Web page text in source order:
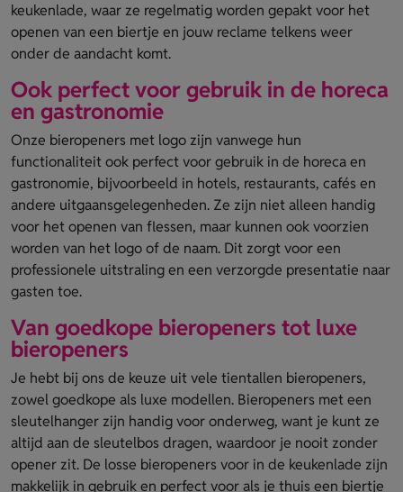
keukenlade, waar ze regelmatig worden gepakt voor het
openen van een biertje en jouw reclame telkens weer
onder de aandacht komt.
Ook perfect voor gebruik in de horeca
en gastronomie
Onze bieropeners met logo zijn vanwege hun
functionaliteit ook perfect voor gebruik in de horeca en
gastronomie, bijvoorbeeld in hotels, restaurants, cafés en
andere uitgaansgelegenheden. Ze zijn niet alleen handig
voor het openen van flessen, maar kunnen ook voorzien
worden van het logo of de naam. Dit zorgt voor een
professionele uitstraling en een verzorgde presentatie naar
gasten toe.
Van goedkope bieropeners tot luxe
bieropeners
Je hebt bij ons de keuze uit vele tientallen bieropeners,
zowel goedkope als luxe modellen. Bieropeners met een
sleutelhanger zijn handig voor onderweg, want je kunt ze
altijd aan de sleutelbos dragen, waardoor je nooit zonder
opener zit. De losse bieropeners voor in de keukenlade zijn
makkelijk in gebruik en perfect voor als je thuis een biertje